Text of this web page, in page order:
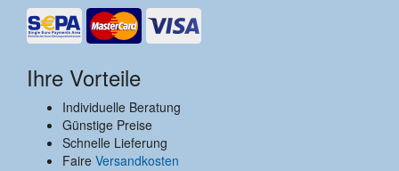
Ihre Vorteile
Individuelle Beratung
Günstige Preise
Schnelle Lieferung
Faire Versandkosten